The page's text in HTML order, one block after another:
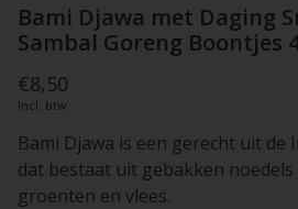
Bami Djawa met Daging
Sambal Goreng Boontjes
€8,50
Incl. btw
Bami Djawa is een gerecht uit de
dat bestaat uit gebakken noedels
groenten en vlees.